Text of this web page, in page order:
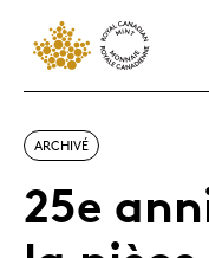
ARCHIVÉ
25e